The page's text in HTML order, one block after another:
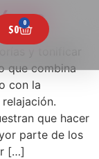
$0
0
y tonificar
que combina
con la
que hacer
parte de los
[…]